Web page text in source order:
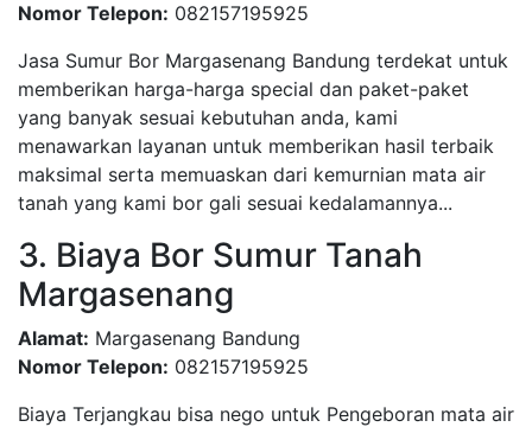
Nomor Telepon: 082157195925
Jasa Sumur Bor Margasenang Bandung terdekat untuk
memberikan harga-harga special dan paket-paket
yang banyak sesuai kebutuhan anda, kami
menawarkan layanan untuk memberikan hasil terbaik
maksimal serta memuaskan dari kemurnian mata air
tanah yang kami bor gali sesuai kedalamannya...
3. Biaya Bor Sumur Tanah
Margasenang
Alamat: Margasenang Bandung
Nomor Telepon: 082157195925
Biaya Terjangkau bisa nego untuk Pengeboran mata air